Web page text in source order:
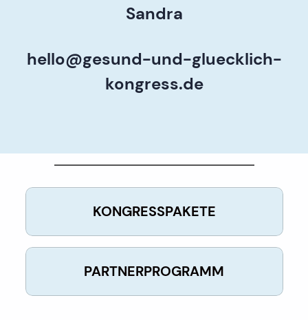
Sandra
hello@gesund-und-gluecklich-
kongress.de
KONGRESSPAKETE
PARTNERPROGRAMM